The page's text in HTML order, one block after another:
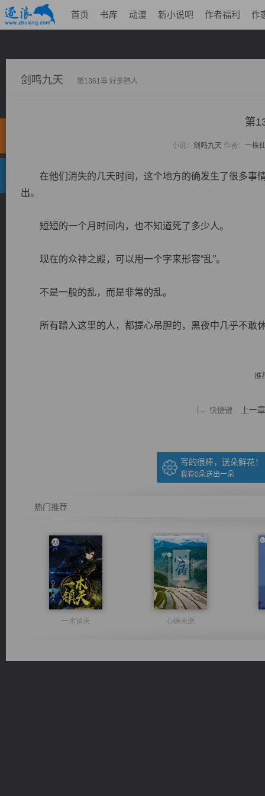
首页 书库 动漫 新小说吧 作者福利 作
剑鸣九天 第1361章 好多熟人
第
小说： 剑鸣九天 作者： 一株
在他们消失的几天时间，这个地方的确发生了很多事
出。
短短的一个月时间内，也不知道死了多少人。
现在的众神之殿，可以用一个字来形容“乱”。
不是一般的乱，而是非常的乱。
所有踏入这里的人，都提心吊胆的，黑夜中几乎不敢
推
（← 快捷键 上一章
写的很棒，送朵鲜花！
我有0朵送出一朵
热门推荐
一术镇天 心铸天途